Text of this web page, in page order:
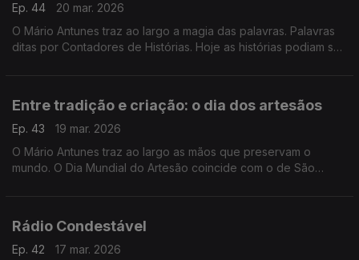
Ep. 44
20 mar. 2026
O Mário Antunes traz ao largo a magia das palavras. Palavras
ditas por Contadores de Histórias. Hoje as histórias podiam ser
Entre tradição e criação: o dia dos artesãos
Ep. 43
19 mar. 2026
O Mário Antunes traz ao largo as mãos que preservam o
mundo. O Dia Mundial do Artesão coincide com o de São
Rádio Condestável
Ep. 42
17 mar. 2026